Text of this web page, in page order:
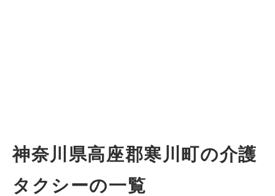
神奈川県高座郡寒川町の介護
タクシーの一覧